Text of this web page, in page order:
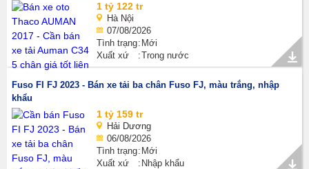
1 tỷ 122 tr
Hà Nội
07/08/2026
Tình trạng Mới
Xuất xứ
Trong nước
Fuso FI FJ 2023 - Bán xe tải ba chân Fuso FJ, màu trắng, nhập
khẩu
1 tỷ 159 tr
Hải Dương
06/08/2026
Tình trạng Mới
Xuất xứ
Nhập khẩu